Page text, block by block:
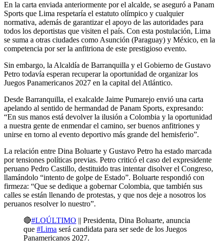
En la carta enviada anteriormente por el alcalde, se aseguró a Panam
Sports que Lima respetaría el estatuto olímpico y cualquier
normativa, además de garantizar el apoyo de las autoridades para
todos los deportistas que visiten el país. Con esta postulación, Lima
se suma a otras ciudades como Asunción (Paraguay) y México, en la
competencia por ser la anfitriona de este prestigioso evento.
Sin embargo, la Alcaldía de Barranquilla y el Gobierno de Gustavo
Petro todavía esperan recuperar la oportunidad de organizar los
Juegos Panamericanos 2027 en la capital del Atlántico.
Desde Barranquilla, el exalcalde Jaime Pumarejo envió una carta
apelando al sentido de hermandad de Panam Sports, expresando:
“En sus manos está devolver la ilusión a Colombia y la oportunidad
a nuestra gente de enmendar el camino, ser buenos anfitriones y
unirse en torno al evento deportivo más grande del hemisferio”.
La relación entre Dina Boluarte y Gustavo Petro ha estado marcada
por tensiones políticas previas. Petro criticó el caso del expresidente
peruano Pedro Castillo, destituido tras intentar disolver el Congreso,
llamándolo “intento de golpe de Estado”. Boluarte respondió con
firmeza: “Que se dedique a gobernar Colombia, que también sus
calles se están llenando de protestas, y que nos deje a nosotros los
peruanos resolver lo nuestro”.
🔴#LOÚLTIMO || Presidenta, Dina Boluarte, anuncia
que #Lima será candidata para ser sede de los Juegos
Panamericanos 2027.